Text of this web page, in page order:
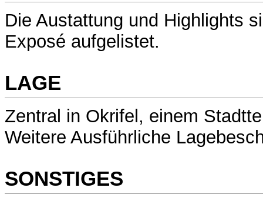
Die Austattung und Highlights
Exposé aufgelistet.
LAGE
Zentral in Okrifel, einem
Weitere Ausführliche
SONSTIGES